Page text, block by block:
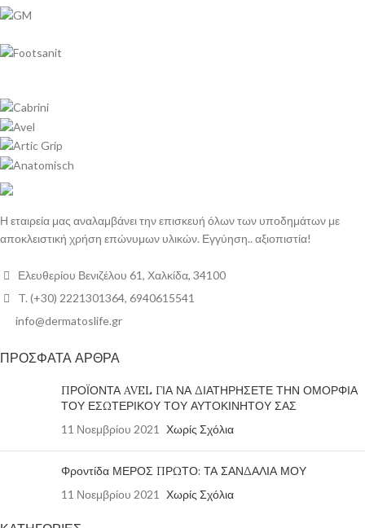
Η εταιρεία μας αναλαμβάνει την επισκευή όλων των υποδημάτων με
αποκλειστική χρήση επώνυμων υλικών. Εγγύηση.. αξιοπιστία!
Ελευθερίου Βενιζέλου 61, Χαλκίδα, 34100
T. (+30) 2221301364, 6940615541
info@dermatoslife.gr
ΠΡΟΣΦΑΤΑ ΑΡΘΡΑ
ΠΡΟΪΟΝΤΑ AVEL ΓΙΑ ΝΑ ΔΙΑΤΗΡΗΣΕΤΕ ΤΗΝ ΟΜΟΡΦΙΑ
ΤΟΥ ΕΣΩΤΕΡΙΚΟΥ ΤΟΥ ΑΥΤΟΚΙΝΗΤΟΥ ΣΑΣ
11 Νοεμβρίου 2021 Χωρίς Σχόλια
Φροντίδα ΜΕΡΟΣ ΠΡΩΤΟ: ΤΑ ΣΑΝΔΑΛΙΑ ΜΟΥ
11 Νοεμβρίου 2021 Χωρίς Σχόλια